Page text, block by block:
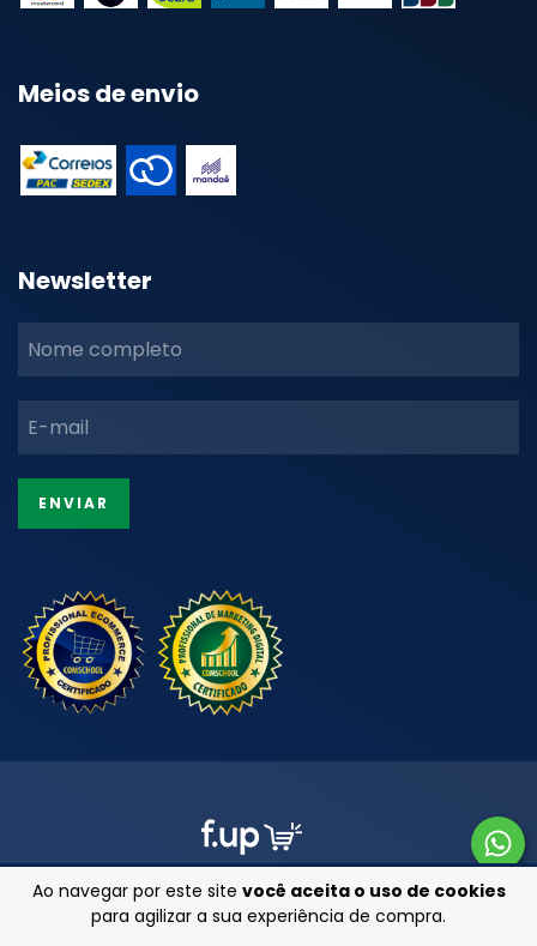
Ao navegar por este site você aceita o uso de cookies
para agilizar a sua experiência de compra.
Meios de envio
Newsletter